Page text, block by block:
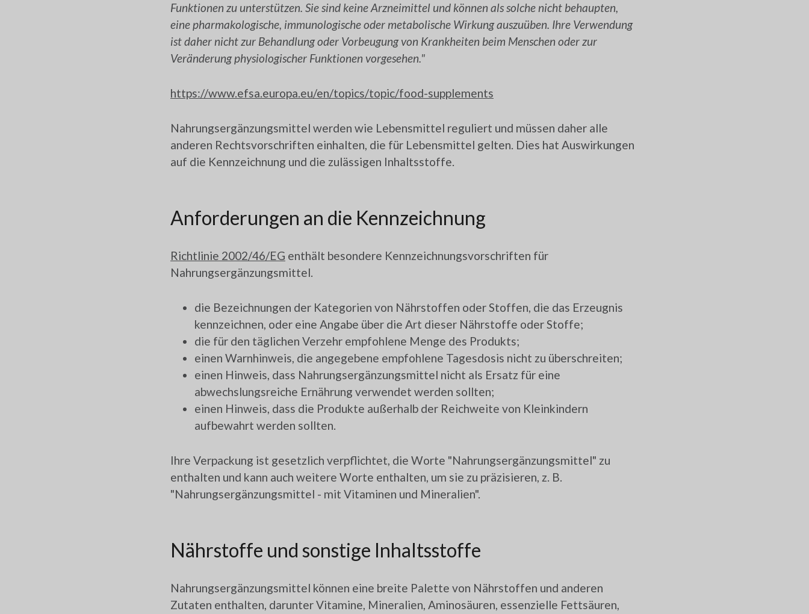
Funktionen zu unterstützen. Sie sind keine Arzneimittel und können als solche nicht behaupten,
eine pharmakologische, immunologische oder metabolische Wirkung auszuüben. Ihre Verwendung
ist daher nicht zur Behandlung oder Vorbeugung von Krankheiten beim Menschen oder zur
Veränderung physiologischer Funktionen vorgesehen."
https://www.efsa.europa.eu/en/topics/topic/food-supplements
Nahrungsergänzungsmittel werden wie Lebensmittel reguliert und müssen daher alle
anderen Rechtsvorschriften einhalten, die für Lebensmittel gelten. Dies hat Auswirkungen
auf die Kennzeichnung und die zulässigen Inhaltsstoffe.
Anforderungen an die Kennzeichnung
Richtlinie 2002/46/EG enthält besondere Kennzeichnungsvorschriften für
Nahrungsergänzungsmittel.
die Bezeichnungen der Kategorien von Nährstoffen oder Stoffen, die das Erzeugnis
kennzeichnen, oder eine Angabe über die Art dieser Nährstoffe oder Stoffe;
die für den täglichen Verzehr empfohlene Menge des Produkts;
einen Warnhinweis, die angegebene empfohlene Tagesdosis nicht zu überschreiten;
einen Hinweis, dass Nahrungsergänzungsmittel nicht als Ersatz für eine
abwechslungsreiche Ernährung verwendet werden sollten;
einen Hinweis, dass die Produkte außerhalb der Reichweite von Kleinkindern
aufbewahrt werden sollten.
Ihre Verpackung ist gesetzlich verpflichtet, die Worte "Nahrungsergänzungsmittel" zu
enthalten und kann auch weitere Worte enthalten, um sie zu präzisieren, z. B.
"Nahrungsergänzungsmittel - mit Vitaminen und Mineralien".
Nährstoffe und sonstige Inhaltsstoffe
Nahrungsergänzungsmittel können eine breite Palette von Nährstoffen und anderen
Zutaten enthalten, darunter Vitamine, Mineralien, Aminosäuren, essenzielle Fettsäuren,